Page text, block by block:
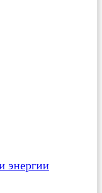
энергии